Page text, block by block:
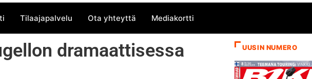
Tilaajapalvelu Ota yhteyttä Mediakortti
dramaattisessa
UUSIN NUMERO